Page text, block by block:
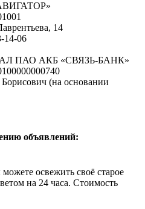
14
14-06
ПАО АКБ «СВЯЗЬ-БАНК»
(на основании
объявлений:
освежить своё старое
на 24 часа. Стоимость